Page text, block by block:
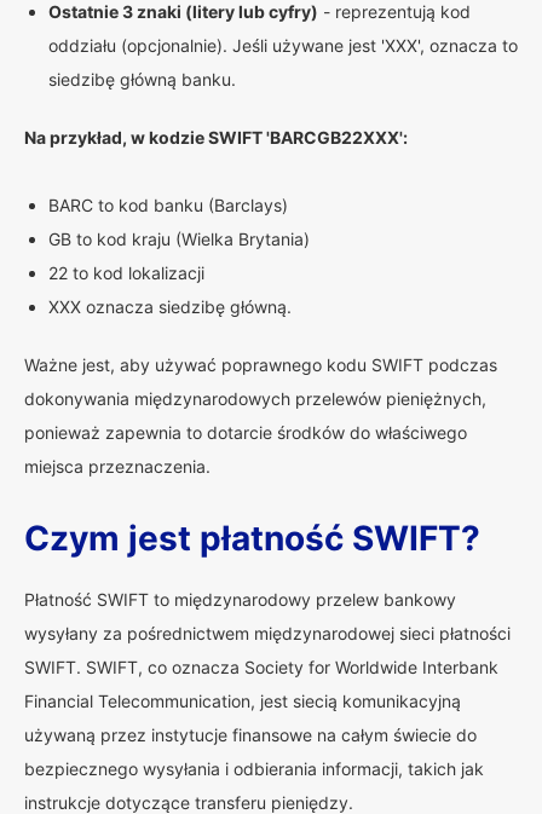
Ostatnie 3 znaki (litery lub cyfry) - reprezentują kod
oddziału (opcjonalnie). Jeśli używane jest 'XXX', oznacza to
siedzibę główną banku.
Na przykład, w kodzie SWIFT 'BARCGB22XXX':
BARC to kod banku (Barclays)
GB to kod kraju (Wielka Brytania)
22 to kod lokalizacji
XXX oznacza siedzibę główną.
Ważne jest, aby używać poprawnego kodu SWIFT podczas
dokonywania międzynarodowych przelewów pieniężnych,
ponieważ zapewnia to dotarcie środków do właściwego
miejsca przeznaczenia.
Czym jest płatność SWIFT?
Płatność SWIFT to międzynarodowy przelew bankowy
wysyłany za pośrednictwem międzynarodowej sieci płatności
SWIFT. SWIFT, co oznacza Society for Worldwide Interbank
Financial Telecommunication, jest siecią komunikacyjną
używaną przez instytucje finansowe na całym świecie do
bezpiecznego wysyłania i odbierania informacji, takich jak
instrukcje dotyczące transferu pieniędzy.